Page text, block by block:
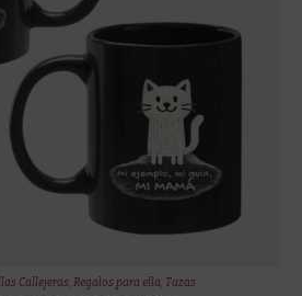
Callejeras,Regalos para ella, Tazas